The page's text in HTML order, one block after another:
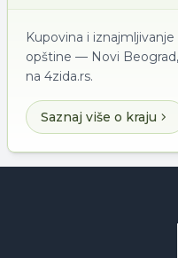
Kupovina i
opštine — Novi
na 4zida.rs.
Saznaj više o kraju